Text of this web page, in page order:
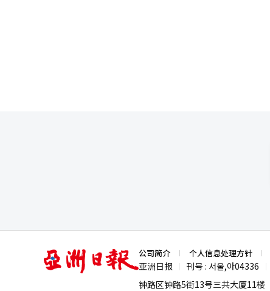
力，衣恋集团已成为中韩文化
迎。所谓“旅游搭子”，是一种
性化和自由度，更契合年轻游
旅游产品，并推出包含机票和酒店的自由
站楼出境大厅人山人海。【图片提供 韩联社】 韩国旅游业界预测，免签政策将
至2小时，这两地交通便利、吸
捷，行程安排更加灵活。上海
岛等主要城市外，成都、哈尔滨和海南等地也有望成
旅游产品的预订量迅速增加。
比大增91%，预约人数增长
亚
洲
日
公司简介 个人信息处理方针
亚洲日报 刊号 : 서울,아04336
钟路区钟路5街13号三共大厦11楼